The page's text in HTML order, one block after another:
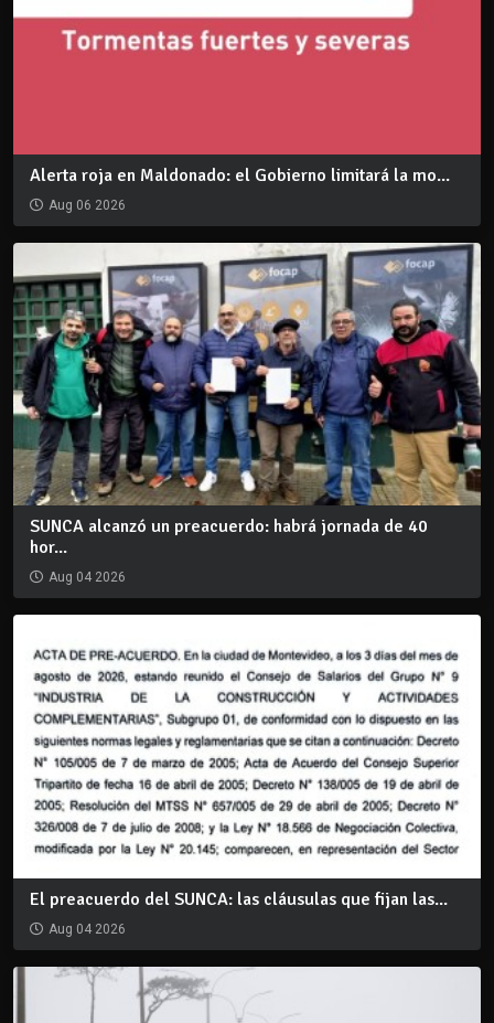
Alerta roja en Maldonado: el Gobierno limitará la mo...
Aug 06 2026
SUNCA alcanzó un preacuerdo: habrá jornada de 40
hor...
Aug 04 2026
El preacuerdo del SUNCA: las cláusulas que fijan las...
Aug 04 2026